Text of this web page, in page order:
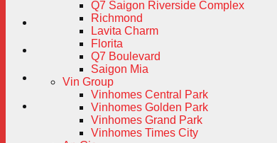
Q7 Saigon Riverside Complex
Richmond
Lavita Charm
Florita
Q7 Boulevard
Saigon Mia
Vin Group
Vinhomes Central Park
Vinhomes Golden Park
Vinhomes Grand Park
Vinhomes Times City